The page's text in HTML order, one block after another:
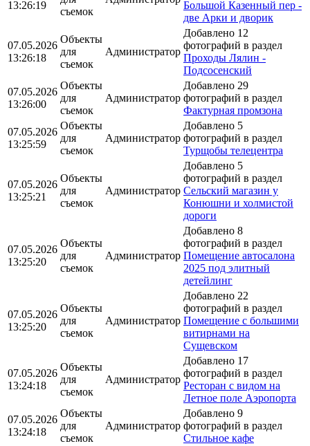
13:26:19
съемок
Большой Казенный пер -
две Арки и дворик
07.05.2026
13:26:18
Объекты
для
съемок
Администратор
Добавлено 12
фотографий в раздел
Проходы Лялин -
Подсосенский
07.05.2026
13:26:00
Объекты
для
съемок
Администратор
Добавлено 29
фотографий в раздел
Фактурная промзона
07.05.2026
13:25:59
Объекты
для
съемок
Администратор
Добавлено 5
фотографий в раздел
Турщобы телецентра
07.05.2026
13:25:21
Объекты
для
съемок
Администратор
Добавлено 5
фотографий в раздел
Сельский магазин у
Конюшни и холмистой
дороги
07.05.2026
13:25:20
Объекты
для
съемок
Администратор
Добавлено 8
фотографий в раздел
Помещение автосалона
2025 под элитный
детейлинг
07.05.2026
13:25:20
Объекты
для
съемок
Администратор
Добавлено 22
фотографий в раздел
Помещение с большими
витирнами на
Сущевском
07.05.2026
13:24:18
Объекты
для
съемок
Администратор
Добавлено 17
фотографий в раздел
Ресторан с видом на
Летное поле Аэропорта
07.05.2026
13:24:18
Объекты
для
съемок
Администратор
Добавлено 9
фотографий в раздел
Стильное кафе